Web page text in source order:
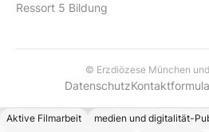
Ressort 5 Bildung
© Erzdiözese München
Datenschutz
Aktive Filmarbeit medien und digitalität-